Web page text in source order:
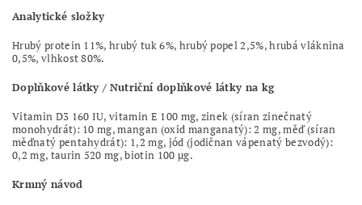
Analytické složky
Hrubý protein 11%, hrubý tuk 6%, hrubý popel 2,5%, hrubá vláknina
0,5%, vlhkost 80%.
Doplňkové látky / Nutriční doplňkové látky na kg
Vitamin D3 160 IU, vitamin E 100 mg, zinek (síran zinečnatý
monohydrát): 10 mg, mangan (oxid manganatý): 2 mg, měď (síran
měďnatý pentahydrát): 1,2 mg, jód (jodičnan vápenatý bezvodý):
0,2 mg, taurin 520 mg, biotin 100 µg.
Krmný návod